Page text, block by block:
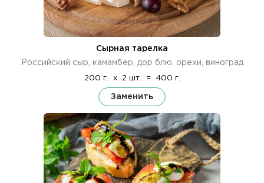
Сырная тарелка
Российский сыр, камамбер, дор блю, орехи, виноград
200 г. x 2 шт. = 400 г.
Заменить